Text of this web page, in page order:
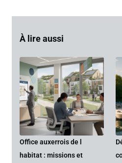
À lire aussi
Office auxerrois de l
habitat : missions et